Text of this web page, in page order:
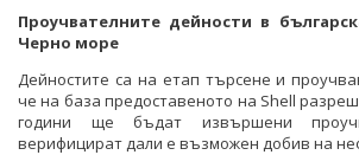
Проучвателните дейности в
Черно море
Дейностите са на етап търсене и
че на база предоставеното на Shell
години ще бъдат извършени
верифицират дали е възможен добив на